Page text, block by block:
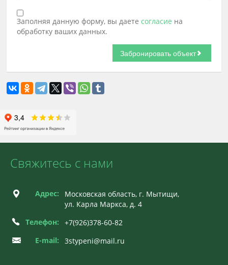
Заполняя данную форму, вы даетесогласие на
обработку ваших данных.
Свяжитесь с нами
Адрес:
Московская область, г. Мытищи,
ул. Карла Маркса, д. 4
Телефон:
+7(926)378-60-82
E-mail:
3stypeni@mail.ru